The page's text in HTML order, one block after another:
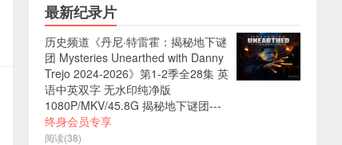
最新纪录片
历史频道《丹尼·特雷霍：揭秘地下谜
团 Mysteries Unearthed with Danny
Trejo 2024-2026》第1-2季全28集 英
语中英双字 无水印纯净版
1080P/MKV/45.8G 揭秘地下谜团---
终身会员专享
阅读(38)